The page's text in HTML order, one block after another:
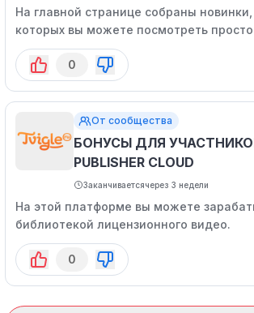
На главной странице собраны
которых вы можете посмотреть просто
0
От сообщества
БОНУСЫ ДЛЯ
PUBLISHER CLOUD
Заканчиваетсячерез 3 недели
На этой платформе вы можете
библиотекой лицензионного видео.
0